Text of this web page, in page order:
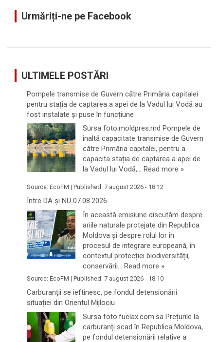
Urmăriți-ne pe Facebook
ULTIMELE POSTĂRI
Pompele transmise de Guvern către Primăria capitalei
pentru stația de captarea a apei de la Vadul lui Vodă au
fost instalate și puse în funcțiune
Sursa foto:moldpres.md Pompele de
înaltă capacitate transmise de Guvern
către Primăria capitalei, pentru a
capacita stația de captarea a apei de
la Vadul lui Vodă,… Read more »
Source: EcoFM | Published: 7 august 2026 - 18:12
Între DA și NU 07.08.2026
În această emisiune discutăm despre
ariile naturale protejate din Republica
Moldova și despre rolul lor în
procesul de integrare europeană, în
contextul protecției biodiversității,
conservării… Read more »
Source: EcoFM | Published: 7 august 2026 - 18:10
Carburanții se ieftinesc, pe fondul detensionării
situației din Orientul Mijlociu
Sursa foto:fuelax.com.sa Prețurile la
carburanți scad în Republica Moldova,
pe fondul detensionării relative a